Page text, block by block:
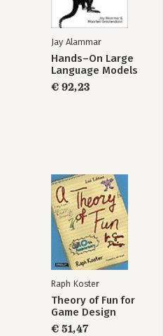
Jay Alammar
Hands–On Large
Language Models
€ 92,23
Raph Koster
Theory of Fun for
Game Design
€ 51,47